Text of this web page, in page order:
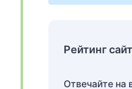
Рейтинг
Отвечайте на